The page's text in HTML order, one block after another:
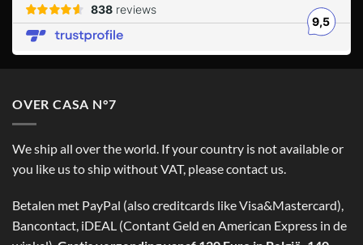
OVER CASA N°7
We ship all over the world. If your country is not available or
you like us to ship without VAT, please contact us.
Betalen met PayPal (also creditcards like Visa&Mastercard),
Bancontact, iDEAL (Contant Geld en American Express in de